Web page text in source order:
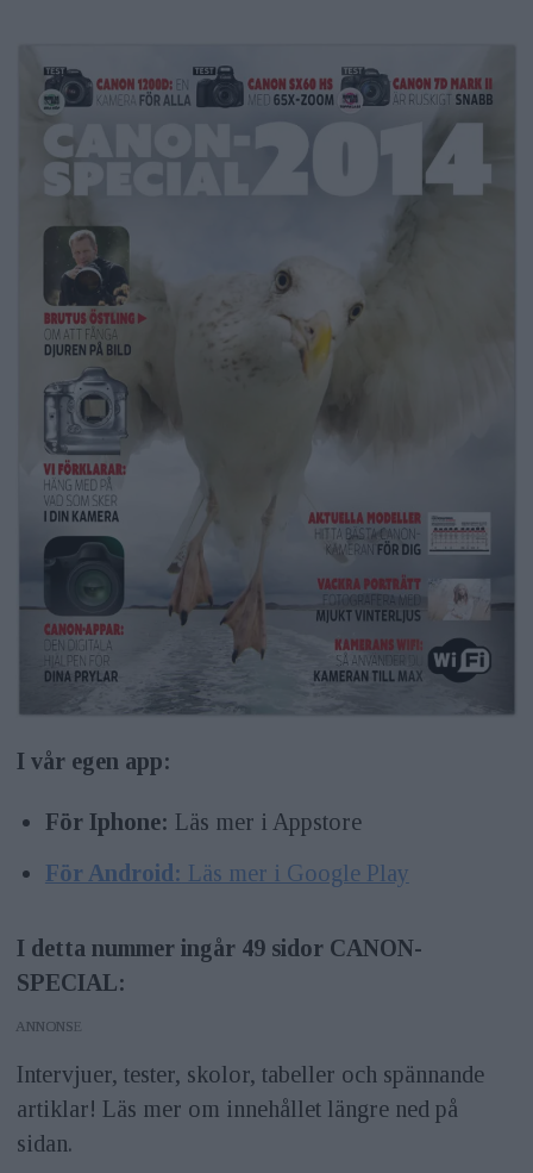
I vår egen app:
För Iphone: Läs mer i Appstore
För Android: Läs mer i Google Play
I detta nummer ingår 49 sidor CANON-
SPECIAL:
ANNONS
Intervjuer, tester, skolor, tabeller och spännande
artiklar! Läs mer om innehållet längre ned på
sidan.